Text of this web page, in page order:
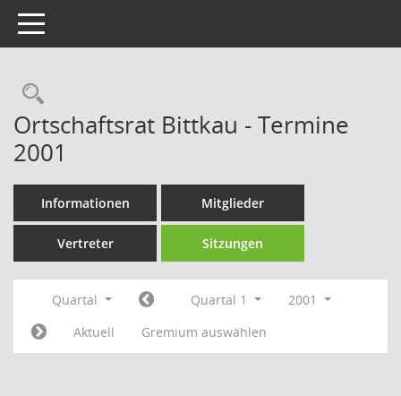
Toggle navigation
Rechercheauswahl
Ortschaftsrat Bittkau - Termine
2001
Informationen Mitglieder
Vertreter Sitzungen
Quartal Quartal 1
2001
Aktuell
Gremium auswählen